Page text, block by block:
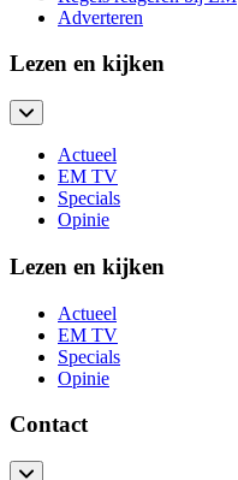
Adverteren
Lezen en kijken
Actueel
EM TV
Specials
Opinie
Lezen en kijken
Actueel
EM TV
Specials
Opinie
Contact